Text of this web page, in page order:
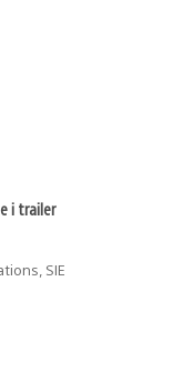
i trailer
SIE